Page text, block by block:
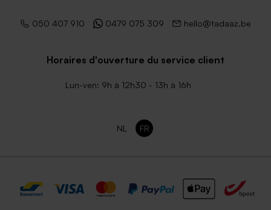
Enveloppe brune
050 407 910 0479 075 309 hello@tadaaz.be
Horaires d'ouverture du service client
Lun-ven: 9h à 12h30 - 13h à 16h
NL FR